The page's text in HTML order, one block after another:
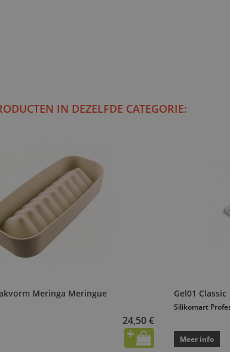
IN DEZELFDE CATEGORIE:
Meringa Meringue
24,50 €
Gel01
Silikomart
Meer info